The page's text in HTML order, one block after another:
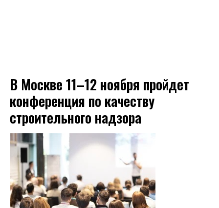
В Москве 11–12 ноября пройдет
конференция по качеству
строительного надзора